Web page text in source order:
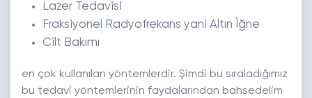
Lazer Tedavisi
Fraksiyonel Radyofrekans yani Altın İğne
Cilt Bakımı
en çok kullanılan yöntemlerdir. Şimdi bu sıraladığımız
bu tedavi yöntemlerinin faydalarından bahsedelim